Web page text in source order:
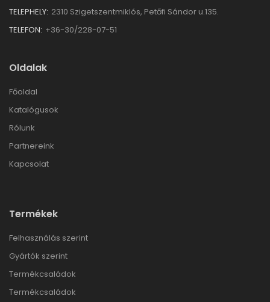
TELEPHELY: 2310 Szigetszentmiklós, Petőfi Sándor u.135.
TELEFON: +36-30/228-07-51
Oldalak
Főoldal
Katalógusok
Rólunk
Partnereink
Kapcsolat
Termékek
Felhasználás szerint
Gyártók szerint
Termékcsaládok
Termékcsaládok